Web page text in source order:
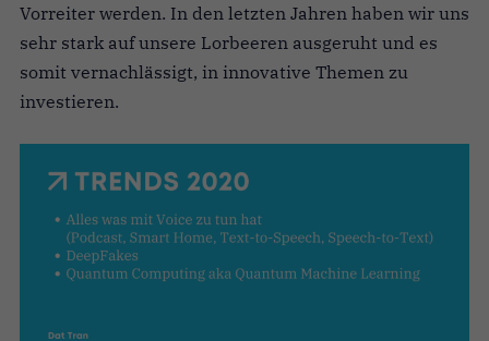
Vorreiter werden. In den letzten Jahren haben wir uns
sehr stark auf unsere Lorbeeren ausgeruht und es
somit vernachlässigt, in innovative Themen zu
investieren.